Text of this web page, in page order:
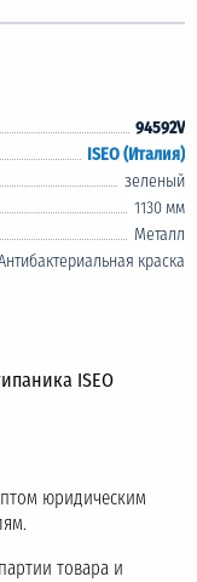
94592V
ISEO (Италия)
зеленый
1130 мм
Металл
краска
ISEO
юридическим
товара и